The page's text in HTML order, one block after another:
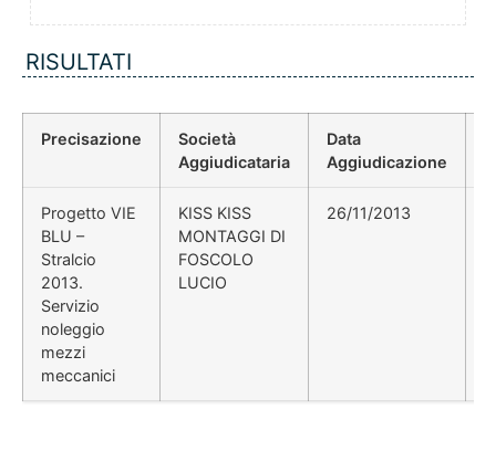
RISULTATI
Precisazione
Società
Aggiudicataria
Data
Aggiudicazione
Progetto VIE
BLU –
Stralcio
2013.
Servizio
noleggio
mezzi
meccanici
KISS KISS
MONTAGGI DI
FOSCOLO
LUCIO
26/11/2013